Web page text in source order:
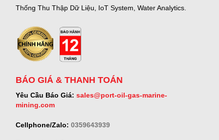
Thống Thu Thập Dữ Liệu, IoT System, Water Analytics.
BÁO GIÁ & THANH TOÁN
Yêu Cầu Báo Giá: sales@port-oil-gas-marine-
mining.com
Cellphone/Zalo: 0359643939